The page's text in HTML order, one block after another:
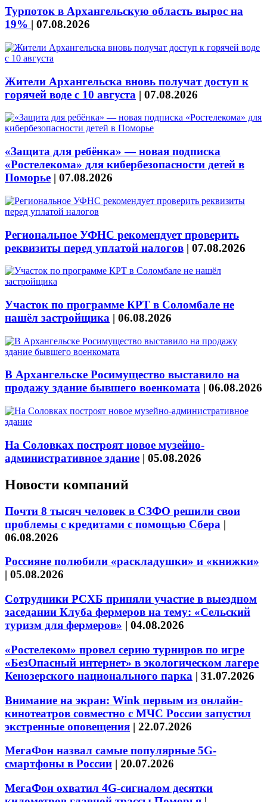
Турпоток в Архангельскую область вырос на
19% | 07.08.2026
Жители Архангельска вновь получат доступ к
горячей воде с 10 августа | 07.08.2026
«Защита для ребёнка» — новая подписка
«Ростелекома» для кибербезопасности детей в
Поморье | 07.08.2026
Региональное УФНС рекомендует проверить
реквизиты перед уплатой налогов | 07.08.2026
Участок по программе КРТ в Соломбале не
нашёл застройщика | 06.08.2026
В Архангельске Росимущество выставило на
продажу здание бывшего военкомата | 06.08.2026
На Соловках построят новое музейно-
административное здание | 05.08.2026
Новости компаний
Почти 8 тысяч человек в СЗФО решили свои
проблемы с кредитами с помощью Сбера |
06.08.2026
Россияне полюбили «раскладушки» и «книжки»
| 05.08.2026
Сотрудники РСХБ приняли участие в выездном
заседании Клуба фермеров на тему: «Сельский
туризм для фермеров» | 04.08.2026
«Ростелеком» провел серию турниров по игре
«БезОпасный интернет» в экологическом лагере
Кенозерского национального парка | 31.07.2026
Внимание на экран: Wink первым из онлайн-
кинотеатров совместно с МЧС России запустил
экстренные оповещения | 22.07.2026
МегаФон назвал самые популярные 5G-
смартфоны в России | 20.07.2026
МегаФон охватил 4G-сигналом десятки